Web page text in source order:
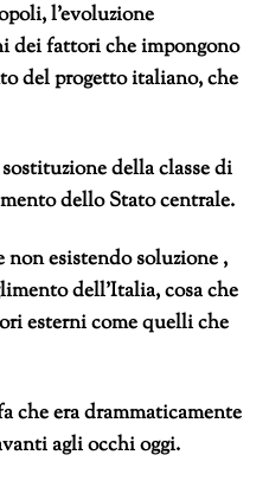
l’evoluzione
dei fattori che impongono
del progetto italiano, che
della classe di
dello Stato centrale.
esistendo soluzione ,
dell’Italia, cosa che
esterni come quelli che
che era drammaticamente
agli occhi oggi.